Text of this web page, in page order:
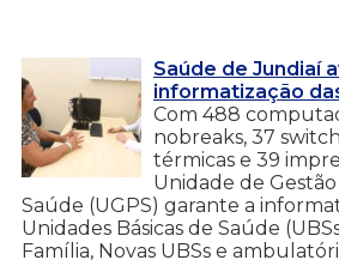
Saúde de Jundiaí
informatização
Com 488
nobreaks, 37
térmicas e 39
Unidade de
Saúde (UGPS) garante a
Unidades Básicas de Saúde
Família, Novas UBSs e